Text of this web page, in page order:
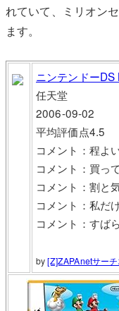
れていて、ミリオン
ます。
ニンテンドー
任天堂
2006-09-02
平均評価点4.5
コメント：程よ
コメント：買っ
コメント：割と
コメント：私だ
コメント：すば
by[Z]ZAPAnetサー